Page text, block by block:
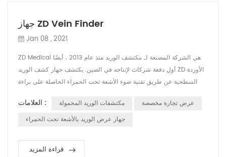
جهاز ZD Vein Finder
Jan 08 , 2021
ZD Medical هي الشركة المصنعة لـ مكتشف الوريد منذ عام 2013 ، أيضًا
أول دفعة شركات لإنتاجه في الصين. يكتشف جهاز كشف الوريد ZD الأوردة
السطحية عن طريق تقنية ضوء الأشعة تحت الحمراء الحاصلة على براءة
الطاقم الطبي في العثور على موقع الوريد وتقليل محاولات وخز الإبرة.
المبدأ هو أن ضوء الأشعة تحت الحمراء يمكن أن يمتصه الدم ويعكسه
العلامات : مكتشفات الوريد المحمولة
عرض تجارة مخصصة
جهاز عرض الوريد بالأشعة تحت الحمراء
قراءة المزيد